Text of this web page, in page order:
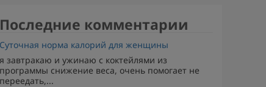
Последние комментарии
Суточная норма калорий для женщины
я завтракаю и ужинаю с коктейлями из
программы снижение веса, очень помогает не
переедать,...